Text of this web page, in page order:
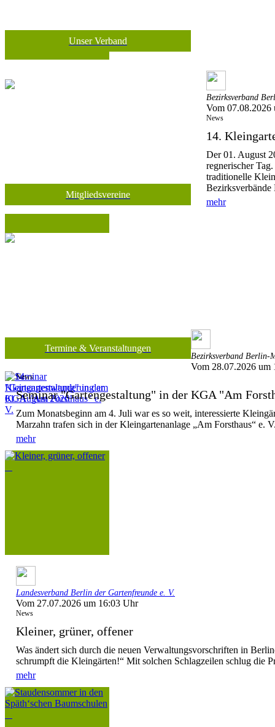
Unser Verband
Mitgliedsvereine
Termine & Veranstaltungen
Bezirksverband
Vom 07.08.2026
News
14.
Der 01. August
regnerischer
traditionelle
Bezirksverbände
mehr
Bezirksverband Berlin-
Vom 28.07.2026 um
News
Seminar "Gartengestaltung" in der KGA "Am
Zum Monatsbeginn am 4. Juli war es so weit, interessierte
Marzahn trafen sich in der Kleingartenanlage „Am Forsthaus“ e.
mehr
Landesverband Berlin der Gartenfreunde e. V.
Vom 27.07.2026 um 16:03 Uhr
News
Kleiner, grüner, offener
Was ändert sich durch die neuen Verwaltungsvorschriften in
schrumpft die Kleingärten!“ Mit solchen Schlagzeilen schlug die
mehr